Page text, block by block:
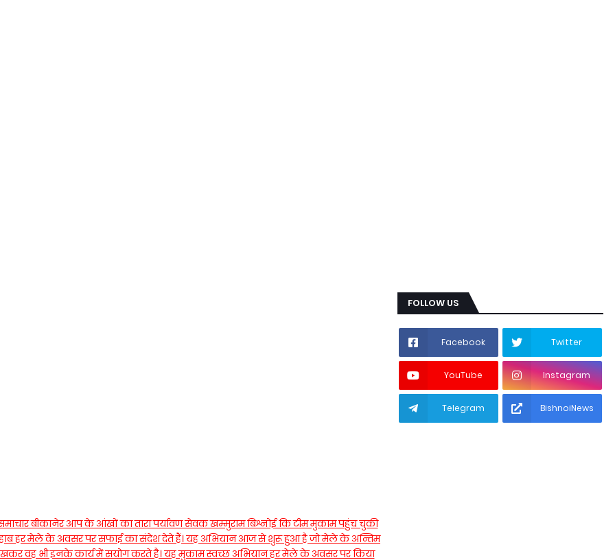
बीकानेर आप के आंखों का तारा पर्यावण सेवक खम्मुराम बिश्नोई कि टीम मुकाम पहुंच चुकी
हर मेले के अवसर पर सफाई का संदेश देते हैं। यह अभियान आज से शुरू हुआ है जो मेले के अन्तिम
वह भी इनके कार्य में सयोग करते है। यह मुकाम स्वच्छ अभियान हर मेले के अवसर पर किया
FOLLOW US
Facebook Twitter
YouTube Instagram
Telegram BishnoiNews